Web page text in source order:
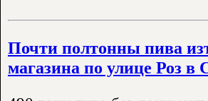
Почти полтонны пива
магазина по улице Роз в